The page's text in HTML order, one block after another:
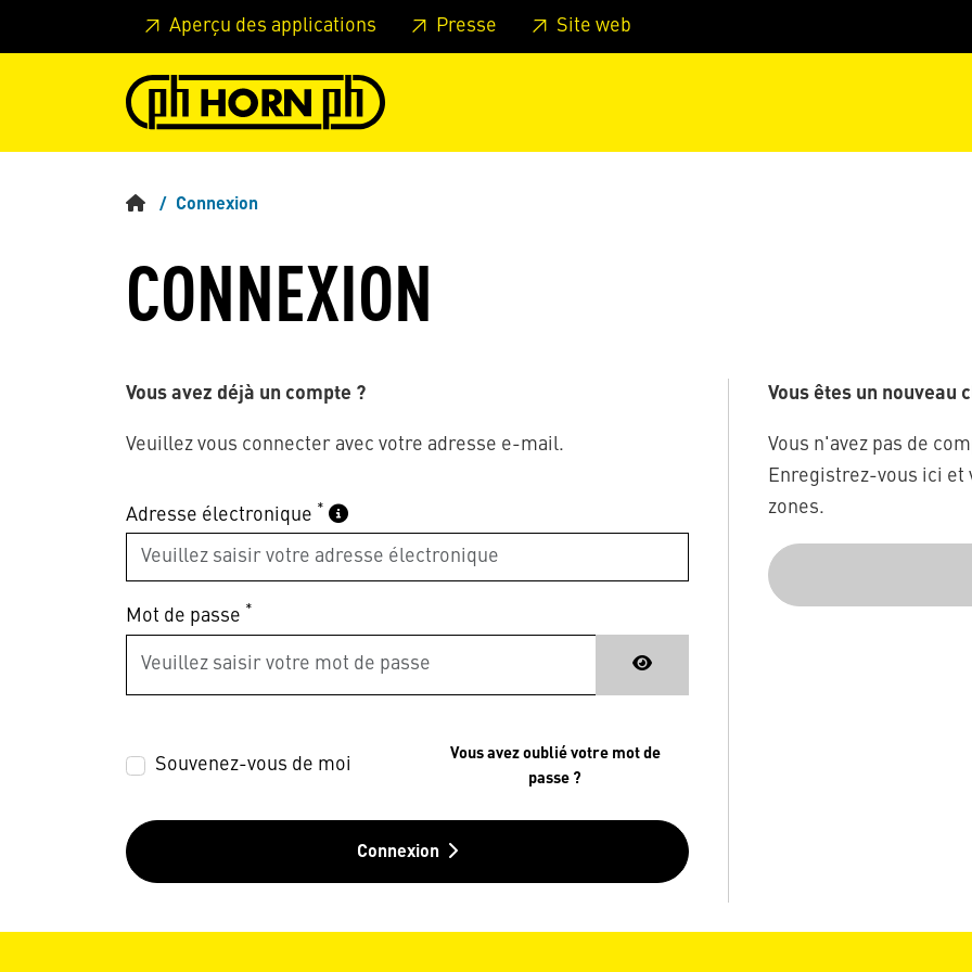
Skip to main content Passer à l'en-tête de la page Passer au pied de page
Aperçu des applications Presse Site web
Connexion
CONNEXION
Vous avez déjà un compte ?
Veuillez vous connecter avec votre adresse e-mail.
Adresse électronique *
Mot de passe *
Souvenez-vous de moi
Vous avez oublié votre mot de
passe ?
Connexion
Vous êtes un nouveau
Vous n'avez pas de
Enregistrez-vous ici et
zones.